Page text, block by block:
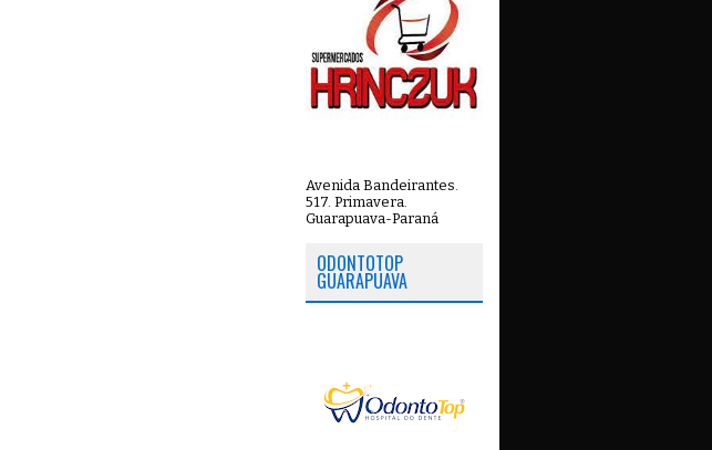
Avenida Bandeirantes.
517. Primavera.
Guarapuava-Paraná
ODONTOTOP
GUARAPUAVA